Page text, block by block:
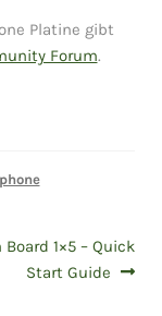
Platine gibt
Forum.
1×5 – Quick
Start Guide